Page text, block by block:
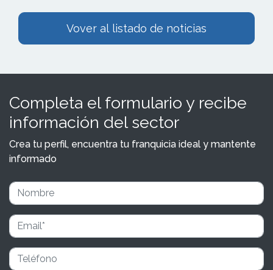
Vover al listado de noticias
Completa el formulario y recibe
información del sector
Crea tu perfil, encuentra tu franquicia ideal y mantente
informado